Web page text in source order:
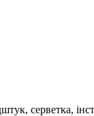
серветка,